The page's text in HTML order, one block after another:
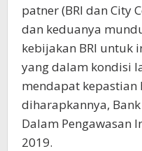
patner (BRI dan City
dan keduanya
kebijakan BRI untuk
yang dalam kondisi
mendapat
diharapkannya,
Dalam Pengawasan
2019.